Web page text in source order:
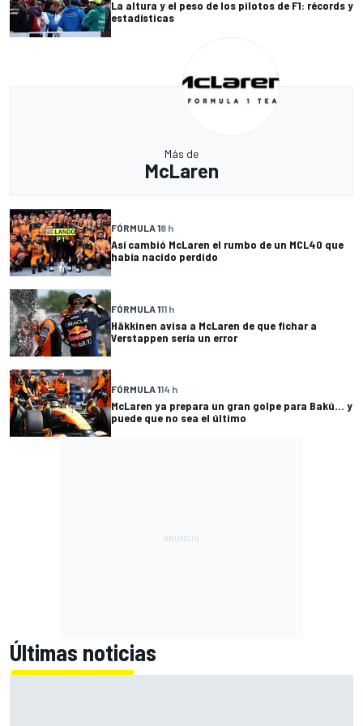
La altura y el peso de los pilotos de F1: récords y
estadísticas
Más de
McLaren
FÓRMULA 18 h
Así cambió McLaren el rumbo de un MCL40 que
había nacido perdido
FÓRMULA 111 h
Häkkinen avisa a McLaren de que fichar a
Verstappen sería un error
FÓRMULA 114 h
McLaren ya prepara un gran golpe para Bakú... y
puede que no sea el último
Últimas noticias